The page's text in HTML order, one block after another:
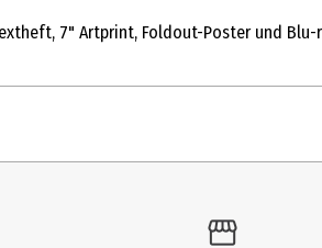
7" Artprint, Foldout-Poster und Blu-
Multimedia